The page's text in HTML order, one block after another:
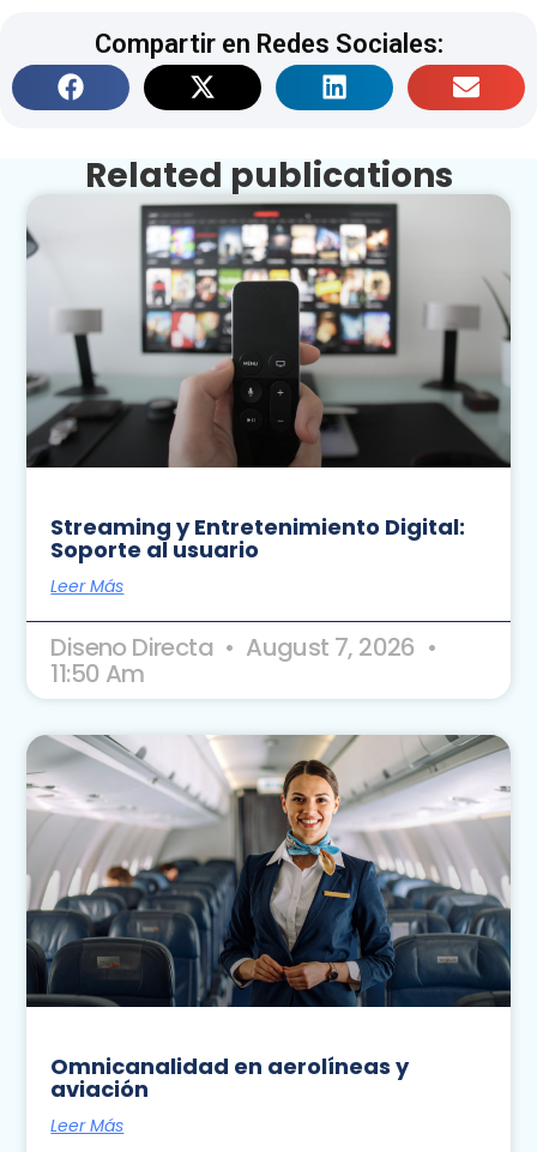
Compartir en Redes Sociales:
Related publications
Streaming y Entretenimiento Digital:
Soporte al usuario
Leer Más
Diseno Directa August 7, 2026
11:50 Am
Omnicanalidad en aerolíneas y
aviación
Leer Más